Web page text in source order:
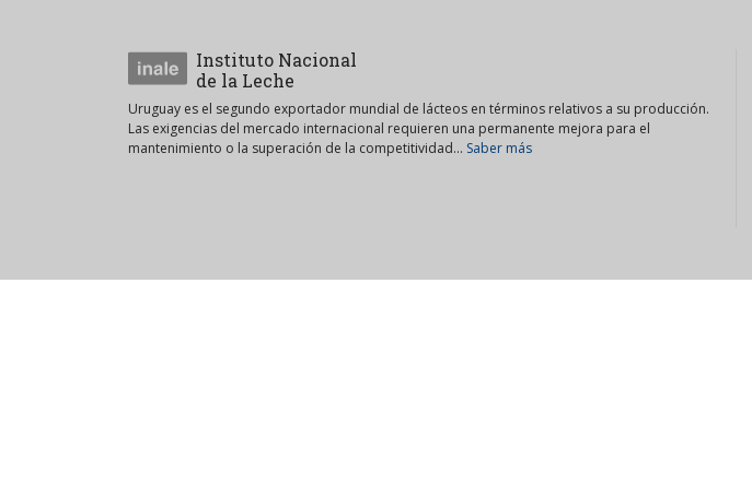
Instituto Nacional
de la Leche
Uruguay es el segundo exportador mundial de lácteos en términos relativos a su producción.
Las exigencias del mercado internacional requieren una permanente mejora para el
mantenimiento o la superación de la competitividad... Saber más